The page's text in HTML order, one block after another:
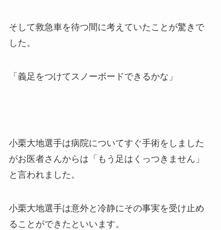
そして救急車を待つ間に考えていたことが驚きで
した。
「義足をつけてスノーボードできるかな」
小栗大地選手は病院についてすぐ手術をしました
がお医者さんからは「もう足はくっつきません」
と言われました。
小栗大地選手は意外と冷静にその事実を受け止め
ることができたといいます。